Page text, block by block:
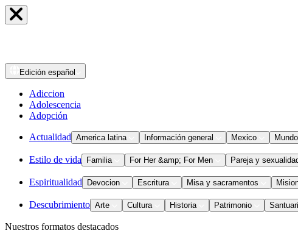
Edición español
Adiccion
Adolescencia
Adopción
Actualidad America latina Información general Mexico Mundo
Estilo de vida Familia For Her &amp; For Men Pareja y
Espiritualidad Devocion Escritura Misa y sacramentos
Descubrimiento Arte Cultura Historia Patrimonio
Nuestros formatos destacados